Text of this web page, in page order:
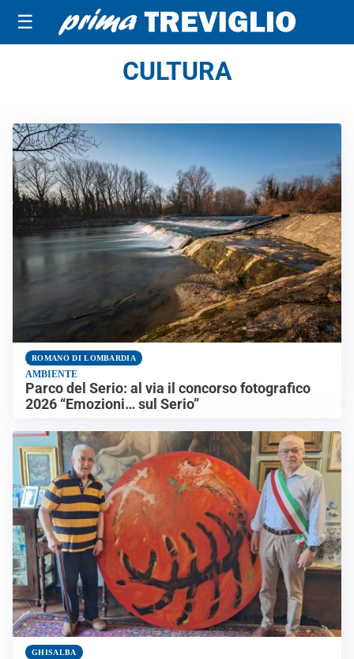
☰
CULTURA
ROMANO DI LOMBARDIA
AMBIENTE
Parco del Serio: al via il concorso fotografico
2026 “Emozioni… sul Serio”
GHISALBA